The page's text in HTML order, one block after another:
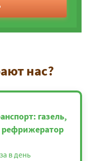
нас?
газель,
в день